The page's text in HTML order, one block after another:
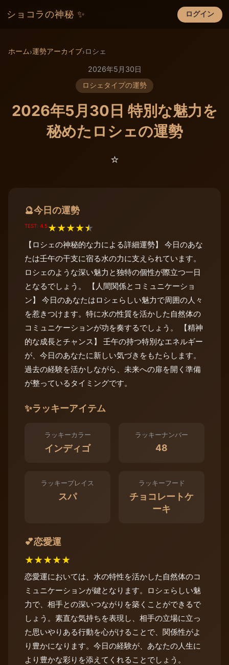
ショコラの神秘 ✨ ログイン
×
ホーム›運勢アーカイブ›ロシェ
2026年5月30日
ロシェタイプの運勢
2026年5月30日 特別な魅力を
秘めたロシェの運勢
⭐️
🔮今日の運勢
TEST: 4.5★★★★★
【ロシェの神秘的な力による詳細運勢】 今日のあな
たは壬午の干支に宿る水の力に支えられています。
ロシェのような深い魅力と独特の個性が際立つ一日
となるでしょう。 【人間関係とコミュニケーショ
ン】 今日のあなたはロシェらしい魅力で周囲の人々
を惹きつけます。特に水の性質を活かした自然体の
コミュニケーションが功を奏するでしょう。 【精神
的な成長とチャンス】 壬午の持つ特別なエネルギー
が、今日のあなたに新しい気づきをもたらします。
過去の経験を活かしながら、未来への扉を開く準備
が整っているタイミングです。
✨ラッキーアイテム
ラッキーカラー
インディゴ
ラッキーナンバー
48
ラッキープレイス
スパ
ラッキーフード
チョコレートケ
ーキ
💕恋愛運
★★★★★
恋愛運においては、水の特性を活かした自然体のコ
ミュニケーションが鍵となります。ロシェらしい魅
力で、相手との深いつながりを築くことができるで
しょう。素直な気持ちを表現し、相手の立場に立っ
た思いやりある行動を心がけることで、関係性がよ
り豊かになります。今日の経験が、あなたの人生に
より豊かな彩りを添えてくれることでしょう。